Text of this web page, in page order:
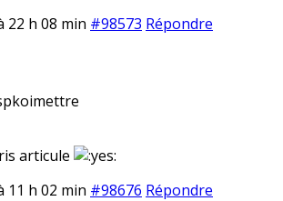
22 h 08 min #98573 Répondre
articule
11 h 02 min #98676 Répondre